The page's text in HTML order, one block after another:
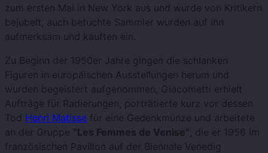
zum ersten Mal in New York aus und wurde von Kritikern
bejubelt, auch betuchte Sammler wurden auf ihn
aufmerksam und kauften ein.
Zu Beginn der 1950er Jahre gingen die schlanken
Figuren in europäischen Ausstellungen herum und
wurden begeistert aufgenommen, Giacometti erhielt
Aufträge für Radierungen, porträtierte kurz vor dessen
Tod Henri Matisse für eine Gedenkmünze und arbeitete
an der Gruppe “Les Femmes de Venise” , die er 1956 im
französischen Pavillon auf der Biennale Venedig